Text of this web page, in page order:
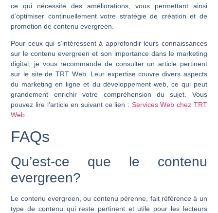
ce qui nécessite des améliorations, vous permettant ainsi
d’optimiser continuellement votre stratégie de création et de
promotion de contenu evergreen.
Pour ceux qui s’intéressent à approfondir leurs connaissances
sur le contenu evergreen et son importance dans le marketing
digital, je vous recommande de consulter un article pertinent
sur le site de TRT Web. Leur expertise couvre divers aspects
du marketing en ligne et du développement web, ce qui peut
grandement enrichir votre compréhension du sujet. Vous
pouvez lire l’article en suivant ce lien : Services Web chez TRT
Web
FAQs
Qu’est-ce que le contenu
evergreen?
Le contenu evergreen, ou contenu pérenne, fait référence à un
type de contenu qui reste pertinent et utile pour les lecteurs